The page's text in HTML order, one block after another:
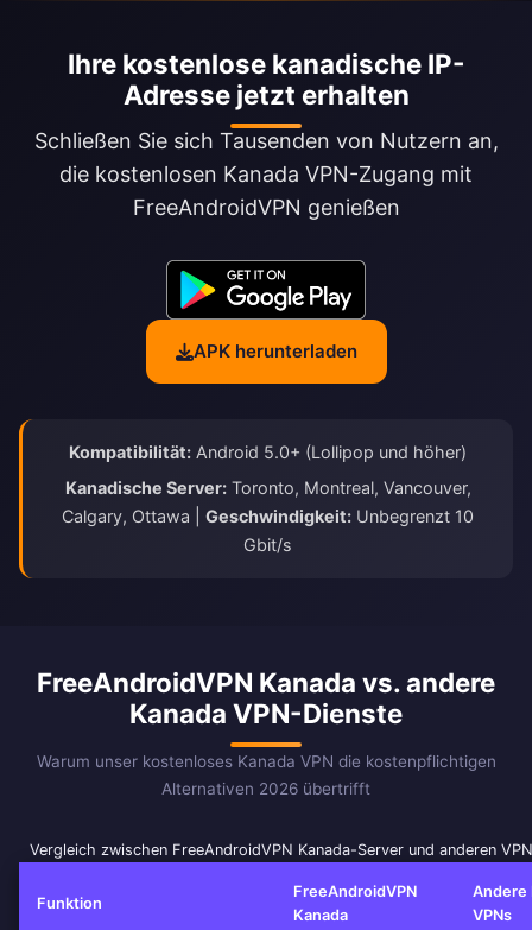
Ihre kostenlose kanadische IP-
Adresse jetzt erhalten
Schließen Sie sich Tausenden von Nutzern an,
die kostenlosen Kanada VPN-Zugang mit
FreeAndroidVPN genießen
APK herunterladen
Kompatibilität: Android 5.0+ (Lollipop und höher)
Kanadische Server:Toronto, Montreal, Vancouver,
Calgary, Ottawa | Geschwindigkeit: Unbegrenzt 10
Gbit/s
FreeAndroidVPN Kanada vs. andere
Kanada VPN-Dienste
Warum unser kostenloses Kanada VPN die kostenpflichtigen
Alternativen 2026 übertrifft
Vergleich zwischen FreeAndroidVPN Kanada-Server und anderen
Funktion
FreeAndroidVPN
Kanada
Andere
VPNs